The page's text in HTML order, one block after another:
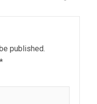
published.
*